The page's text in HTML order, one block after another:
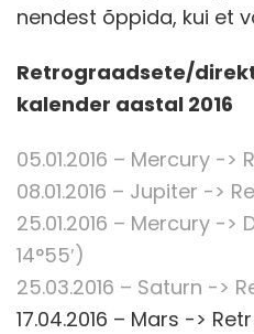
nendest õppida, kui et
Retrograadsete/
kalender aastal 2016
05.01.2016 – Mercury ->
08.01.2016 – Jupiter ->
25.01.2016 – Mercury -
14°55′)
25.03.2016 – Saturn ->
17.04.2016 – Mars ->